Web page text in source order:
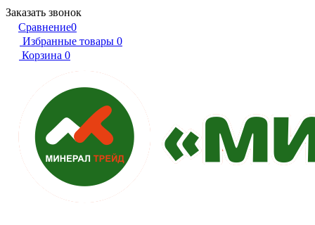
Заказать звонок
Сравнение0
Избранные товары 0
Корзина 0